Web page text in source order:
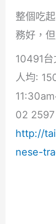
整個吃
務好，
10491
人均:
02
http://
nese-